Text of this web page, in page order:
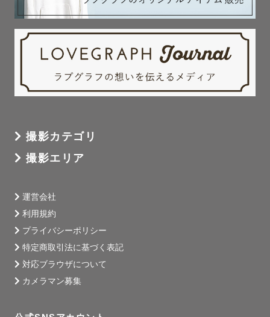
撮影カテゴリ
撮影エリア
運営会社
利用規約
プライバシーポリシー
特定商取引法に基づく表記
対応ブラウザについて
カメラマン募集